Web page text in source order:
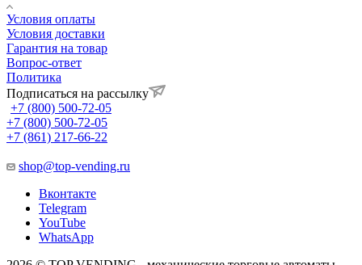
Условия оплаты
Условия доставки
Гарантия на товар
Вопрос-ответ
Политика
Подписаться на рассылку
+7 (800) 500-72-05
+7 (800) 500-72-05
+7 (861) 217-66-22
shop@top-vending.ru
Вконтакте
Telegram
YouTube
WhatsApp